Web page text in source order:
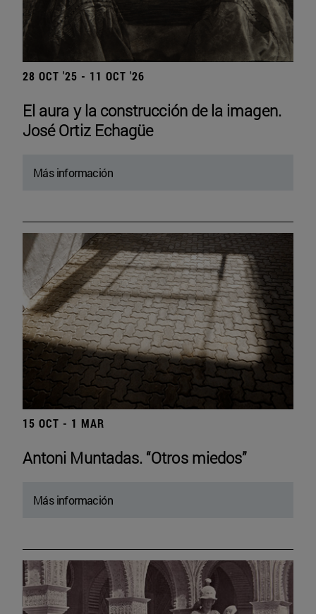
28 OCT '25 - 11 OCT '26
El aura y la construcción de la imagen.
José Ortiz Echagüe
Más información
15 OCT - 1 MAR
Antoni Muntadas. “Otros miedos”
Más información